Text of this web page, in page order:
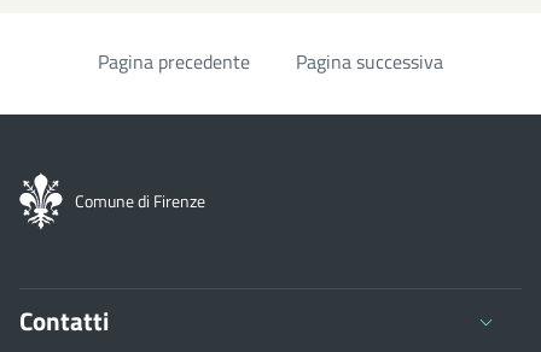
PaginazionePagina precedente Pagina successiva
Comune di Firenze
Contatti